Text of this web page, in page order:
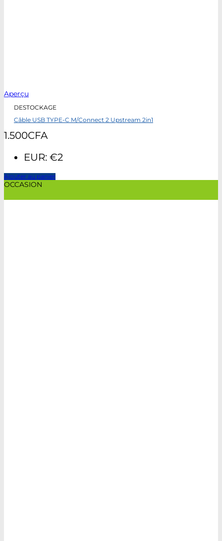
Aperçu
DESTOCKAGE
Câble USB TYPE-C M/Connect 2 Upstream 2in1
1.500CFA
EUR: €2
Ajouter au panier
OCCASION